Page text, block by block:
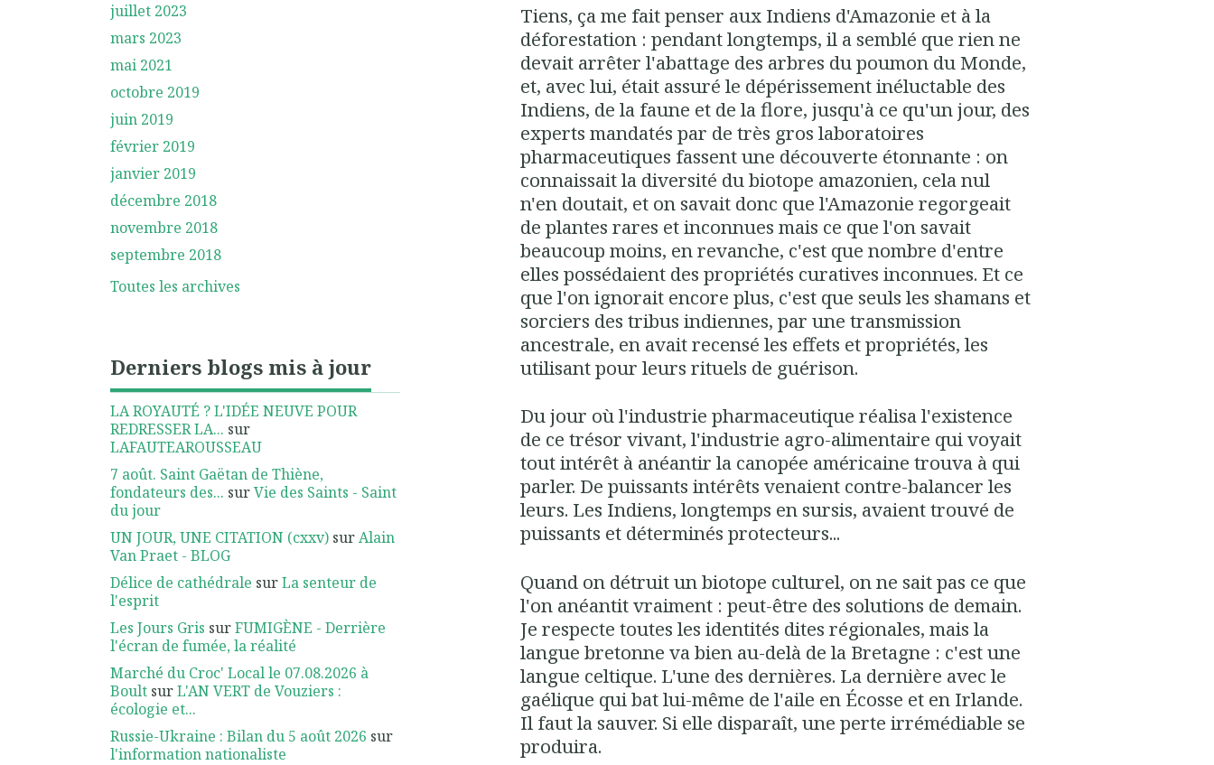
juillet 2023
mars 2023
mai 2021
octobre 2019
juin 2019
février 2019
janvier 2019
décembre 2018
novembre 2018
septembre 2018
Toutes les archives
Derniers blogs mis à jour
LA ROYAUTÉ ? L'IDÉE NEUVE POUR
REDRESSER LA... sur
LAFAUTEAROUSSEAU
7 août. Saint Gaëtan de Thiène,
fondateurs des... surVie des Saints - Saint
du jour
UN JOUR, UNE CITATION (cxxv) surAlain
Van Praet - BLOG
Délice de cathédrale surLa senteur de
l'esprit
Les Jours Gris surFUMIGÈNE - Derrière
l'écran de fumée, la réalité
Marché du Croc' Local le 07.08.2026 à
Boult surL'AN VERT de Vouziers :
écologie et...
Russie-Ukraine : Bilan du 5 août 2026 sur
l'information nationaliste
Tiens, ça me fait penser aux Indiens d'Amazonie et à la
déforestation : pendant longtemps, il a semblé que rien ne
devait arrêter l'abattage des arbres du poumon du Monde,
et, avec lui, était assuré le dépérissement inéluctable des
Indiens, de la faune et de la flore, jusqu'à ce qu'un jour, des
experts mandatés par de très gros laboratoires
pharmaceutiques fassent une découverte étonnante : on
connaissait la diversité du biotope amazonien, cela nul
n'en doutait, et on savait donc que l'Amazonie regorgeait
de plantes rares et inconnues mais ce que l'on savait
beaucoup moins, en revanche, c'est que nombre d'entre
elles possédaient des propriétés curatives inconnues. Et ce
que l'on ignorait encore plus, c'est que seuls les shamans et
sorciers des tribus indiennes, par une transmission
ancestrale, en avait recensé les effets et propriétés, les
utilisant pour leurs rituels de guérison.
Du jour où l'industrie pharmaceutique réalisa l'existence
de ce trésor vivant, l'industrie agro-alimentaire qui voyait
tout intérêt à anéantir la canopée américaine trouva à qui
parler. De puissants intérêts venaient contre-balancer les
leurs. Les Indiens, longtemps en sursis, avaient trouvé de
puissants et déterminés protecteurs...
Quand on détruit un biotope culturel, on ne sait pas ce que
l'on anéantit vraiment : peut-être des solutions de demain.
Je respecte toutes les identités dites régionales, mais la
langue bretonne va bien au-delà de la Bretagne : c'est une
langue celtique. L'une des dernières. La dernière avec le
gaélique qui bat lui-même de l'aile en Écosse et en Irlande.
Il faut la sauver. Si elle disparaît, une perte irrémédiable se
produira.